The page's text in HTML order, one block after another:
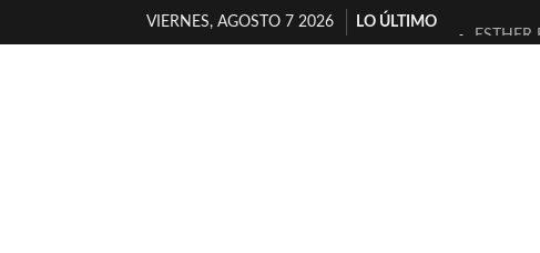
VIERNES, AGOSTO 7 2026
LO ÚLTIMO
ESTHER
TIMBRE
30